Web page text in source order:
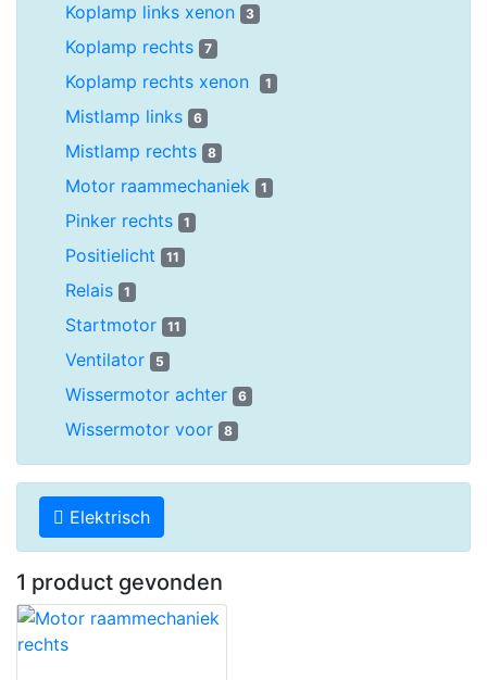
Koplamp links xenon 3
Koplamp rechts 7
Koplamp rechts xenon 1
Mistlamp links 6
Mistlamp rechts 8
Motor raammechaniek 1
Pinker rechts 1
Positielicht 11
Relais 1
Startmotor 11
Ventilator 5
Wissermotor achter 6
Wissermotor voor 8
Elektrisch
1 product gevonden